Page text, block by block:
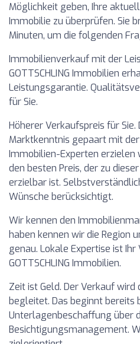
Möglichkeit geben, Ihre
Immobilie zu überprüfen. Sie
Minuten, um die folgenden
Immobilienverkauf mit der
GOTTSCHLING Immobilien
Leistungsgarantie.
für Sie.
Höherer Verkaufspreis für Sie.
Marktkenntnis gepaart mit
Immobilien-Experten erzielen
den besten Preis, der zu
erzielbar ist.
Wünsche berücksichtigt.
Wir kennen den
haben kennen wir die Region
genau. Lokale Expertise ist
GOTTSCHLING Immobilien.
Zeit ist Geld. Der Verkauf
begleitet. Das beginnt bereits
Unterlagenbeschaffung über
Besichtigungsmanagement.